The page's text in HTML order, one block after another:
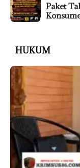
Paket
HUKUM